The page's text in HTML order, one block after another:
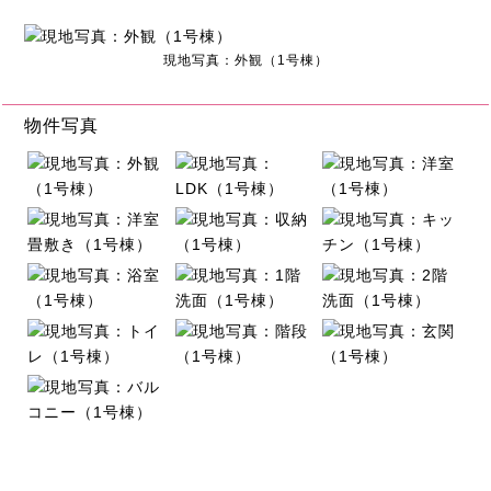
現地写真：外観（1号棟）
物件写真